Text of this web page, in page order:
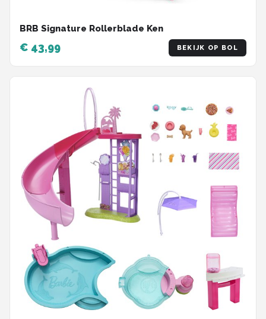
BRB Signature Rollerblade Ken
€ 43,99 BEKIJK OP BOL